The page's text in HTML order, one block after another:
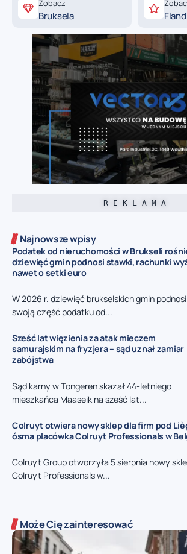
Zobacz
Bruksela
R E K L A M A
Najnowsze wpisy
Podatek od nieruchomości w Brukseli
dziewięć gmin podnosi stawki, rachunki
nawet o setki euro
W 2026 r. dziewięć brukselskich gmin podnosi
swoją część podatku od...
Sześć lat więzienia za atak mieczem
samurajskim na fryzjera – sąd uznał zamiar
zabójstwa
Sąd karny w Tongeren skazał 44-letniego
mieszkańca Maaseik na sześć lat...
Colruyt otwiera nowy sklep dla firm pod
ósma placówka Colruyt Professionals w
Colruyt Group otworzyła 5 sierpnia nowy
Colruyt Professionals w...
Może Cię zainteresować